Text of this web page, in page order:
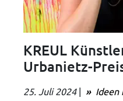
KREUL
Urbanietz-
25. Juli 2024 | Ideen